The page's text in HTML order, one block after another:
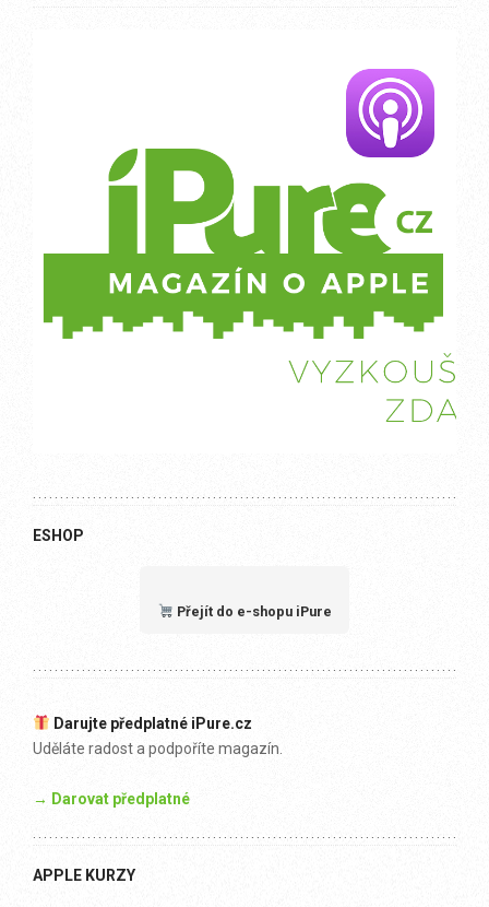
ESHOP
Přejít do e-shopu iPure
Darujte předplatné iPure.cz
Uděláte radost a podpoříte magazín.
→ Darovat předplatné
APPLE KURZY